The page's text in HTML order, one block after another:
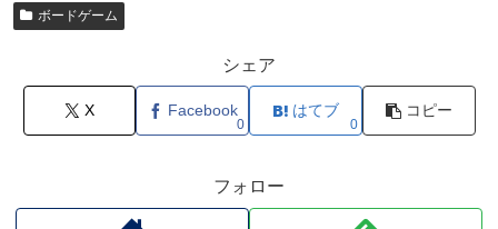
ボードゲーム
シェア
X Facebook
0
はてブ
0
コピー
フォロー